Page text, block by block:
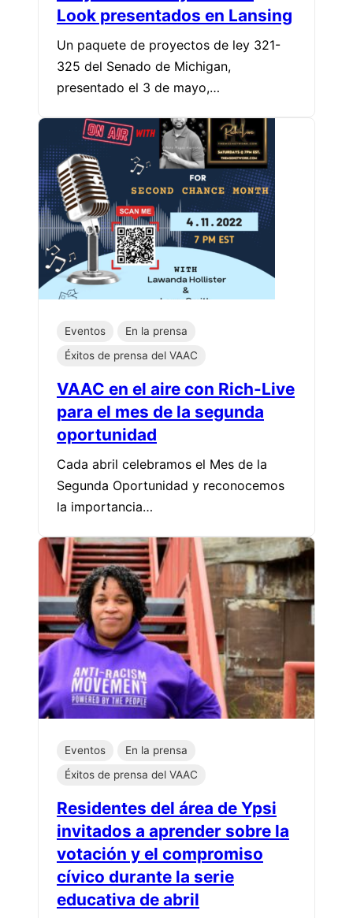
Look presentados en Lansing
Un paquete de proyectos de ley 321-
325 del Senado de Michigan,
presentado el 3 de mayo,…
Eventos
En la prensa
Éxitos de prensa del VAAC
VAAC en el aire con Rich-Live
para el mes de la segunda
oportunidad
Cada abril celebramos el Mes de la
Segunda Oportunidad y reconocemos
la importancia…
Eventos
En la prensa
Éxitos de prensa del VAAC
Residentes del área de Ypsi
invitados a aprender sobre la
votación y el compromiso
cívico durante la serie
educativa de abril